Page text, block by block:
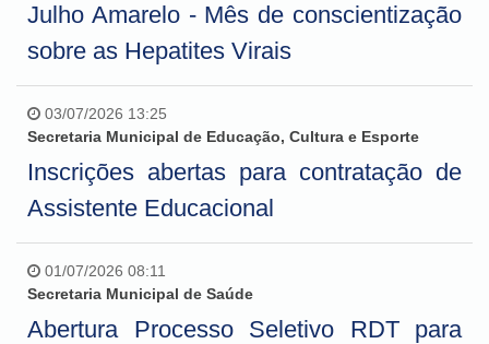
Julho Amarelo - Mês de conscientização
sobre as Hepatites Virais
03/07/2026 13:25
Secretaria Municipal de Educação, Cultura e Esporte
Inscrições abertas para contratação de
Assistente Educacional
01/07/2026 08:11
Secretaria Municipal de Saúde
Abertura Processo Seletivo RDT para